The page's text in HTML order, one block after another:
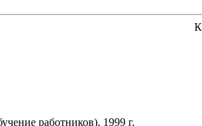
работников), 1999 г.